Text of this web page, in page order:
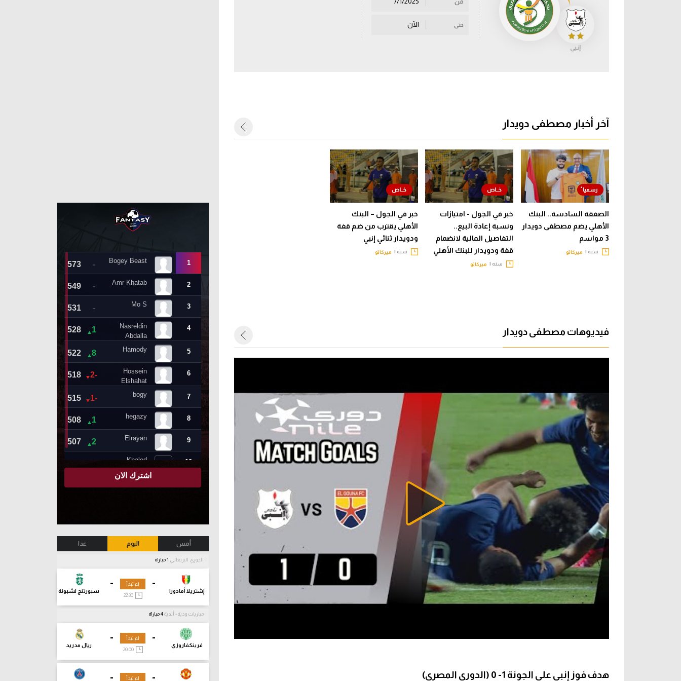
إنـبي
من
حتى الآن
آخر أخبار مصطفى دويدار
الصفقة السادسة.. البنك
الأهلي يضم مصطفى دويدار
3 مواسم
سنه | ميركاتو
خبر في الجول - امتيازات
ونسبة إعادة البيع..
التفاصيل المالية لانضمام
قفة ودويدار للبنك الأهلي
سنه | ميركاتو
خبر في الجول – البنك
الأهلي يقترب من ضم قفة
ودويدار ثنائي إنبي
سنه | ميركاتو
فيديوهات مصطفى دويدار
هدف فوز إنبي على الجونة 1- 0 (الدوري المصري)
أمس اليوم غدا
الدوري البرتغالي
-
إشتريلا أمادورا
-
سبورتنج لشبونة
لم تبدأ
22:30
مباريات ودية - أندية
-
فرينكفاروزي
-
ريال مدريد
لم تبدأ
20:00
-
-
لم تبدأ